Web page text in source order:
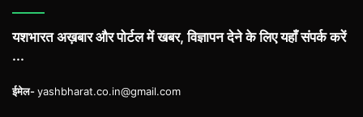
यशभारत अख़बार और पोर्टल में खबर, विज्ञापन देने के लिए यहाँ संपर्क करें
...
ईमेल-yashbharat.co.in@gmail.com